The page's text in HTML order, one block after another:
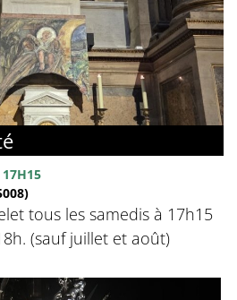
tous les samedis à 17h15
(sauf juillet et août)